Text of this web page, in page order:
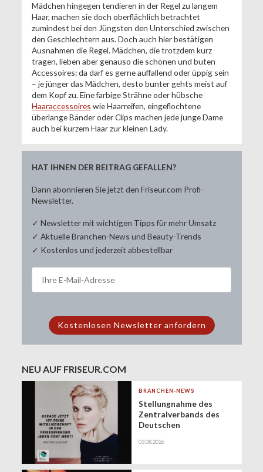
Mädchen hingegen tendieren in der Regel zu langem
Haar, machen sie doch oberflächlich betrachtet
zumindest bei den Jüngsten den Unterschied zwischen
den Geschlechtern aus. Doch auch hier bestätigen
Ausnahmen die Regel. Mädchen, die trotzdem kurz
tragen, lieben aber genauso die schönen und buten
Accessoires: da darf es gerne auffallend oder üppig sein
– je jünger das Mädchen, desto bunter gehts meist auf
dem Kopf zu. Eine farbige Strähne oder hübsche
Haaraccessoires wie Haarreifen, eingeflochtene
überlange Bänder oder Clips machen jede junge Dame
auch bei kurzem Haar zur kleinen Lady.
HAT IHNEN DER BEITRAG GEFALLEN?
Dann abonnieren Sie jetzt den Friseur.com Profi-
Newsletter.
✓ Newsletter mit wichtigen Tipps für mehr Umsatz
✓ Aktuelle Branchen-News und Beauty-Trends
✓ Kostenlos und jederzeit abbestellbar
NEU AUF FRISEUR.COM
BRANCHEN-NEWS
Stellungnahme des
Zentralverbands des
Deutschen
Zukunft der
03.08.2026